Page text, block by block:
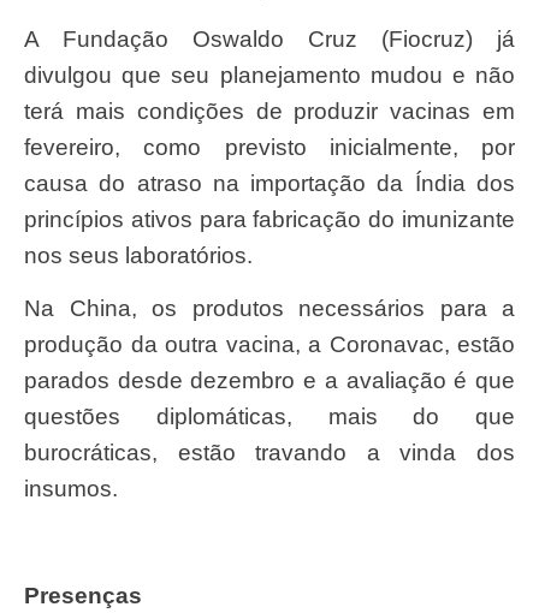
A Fundação Oswaldo Cruz (Fiocruz) já
divulgou que seu planejamento mudou e não
terá mais condições de produzir vacinas em
fevereiro, como previsto inicialmente, por
causa do atraso na importação da Índia dos
princípios ativos para fabricação do imunizante
nos seus laboratórios.
Na China, os produtos necessários para a
produção da outra vacina, a Coronavac, estão
parados desde dezembro e a avaliação é que
questões diplomáticas, mais do que
burocráticas, estão travando a vinda dos
insumos.
Presenças